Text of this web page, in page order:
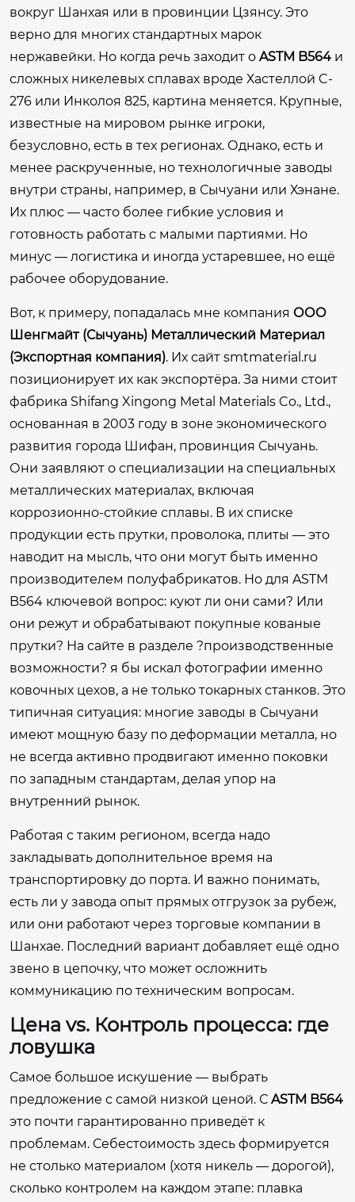
вокруг Шанхая или в провинции Цзянсу. Это
верно для многих стандартных марок
нержавейки. Но когда речь заходит о ASTM B564 и
сложных никелевых сплавах вроде Хастеллой C-
276 или Инколоя 825, картина меняется. Крупные,
известные на мировом рынке игроки,
безусловно, есть в тех регионах. Однако, есть и
менее раскрученные, но технологичные заводы
внутри страны, например, в Сычуани или Хэнане.
Их плюс — часто более гибкие условия и
готовность работать с малыми партиями. Но
минус — логистика и иногда устаревшее, но ещё
рабочее оборудование.
Вот, к примеру, попадалась мне компания ООО
Шенгмайт (Сычуань) Металлический Материал
(Экспортная компания). Их сайт smtmaterial.ru
позиционирует их как экспортёра. За ними стоит
фабрика Shifang Xingong Metal Materials Co., Ltd.,
основанная в 2003 году в зоне экономического
развития города Шифан, провинция Сычуань.
Они заявляют о специализации на специальных
металлических материалах, включая
коррозионно-стойкие сплавы. В их списке
продукции есть прутки, проволока, плиты — это
наводит на мысль, что они могут быть именно
производителем полуфабрикатов. Но для ASTM
B564 ключевой вопрос: куют ли они сами? Или
они режут и обрабатывают покупные кованые
прутки? На сайте в разделе ?производственные
возможности? я бы искал фотографии именно
ковочных цехов, а не только токарных станков. Это
типичная ситуация: многие заводы в Сычуани
имеют мощную базу по деформации металла, но
не всегда активно продвигают именно поковки
по западным стандартам, делая упор на
внутренний рынок.
Работая с таким регионом, всегда надо
закладывать дополнительное время на
транспортировку до порта. И важно понимать,
есть ли у завода опыт прямых отгрузок за рубеж,
или они работают через торговые компании в
Шанхае. Последний вариант добавляет ещё одно
звено в цепочку, что может осложнить
коммуникацию по техническим вопросам.
Цена vs. Контроль процесса: где
ловушка
Самое большое искушение — выбрать
предложение с самой низкой ценой. С ASTM B564
это почти гарантированно приведёт к
проблемам. Себестоимость здесь формируется
не столько материалом (хотя никель — дорогой),
сколько контролем на каждом этапе: плавка